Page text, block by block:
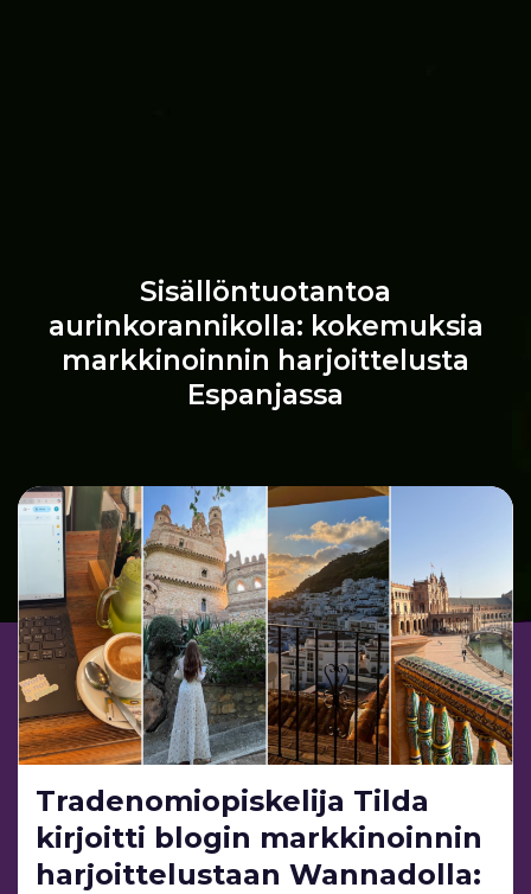
Sisällöntuotantoa
aurinkorannikolla: kokemuksia
markkinoinnin harjoittelusta
Espanjassa
Tradenomiopiskelija Tilda
kirjoitti blogin markkinoinnin
harjoittelustaan Wannadolla: